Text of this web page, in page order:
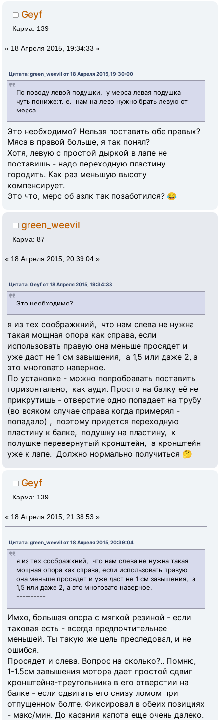
Geyf
Карма: 139
« 18 Апреля 2015, 19:34:33 »
Цитата: green_weevil от 18 Апреля 2015, 19:30:00
По поводу левой подушки, у мерса левая подушка
чуть пониже:т. е. нам на лево нужно брать левую от
мерса
Это необходимо? Нельзя поставить обе правых?
Мяса в правой больше, я так понял?
Хотя, левую с простой дыркой в лапе не
поставишь - надо переходную пластину
городить. Как раз меньшую высоту
компенсирует.
Это что, мерс об азлк так позаботился? 😂
green_weevil
Карма: 87
« 18 Апреля 2015, 20:39:04 »
Цитата: Geyf от 18 Апреля 2015, 19:34:33
Это необходимо?
я из тех соображкний, что нам слева не нужна
такая мощная опора как справа, если
использовать правую она меньше просядет и
уже даст не 1 см завышения, а 1,5 или даже 2, а
это многовато наверное.
По установке - можно попробоавать поставить
горизонтально, как ауди. Просто на балку её не
прикрутишь - отверстие одно попадает на трубу
(во всяком случае справа когда примерял -
попадало) , поэтому придется переходную
пластину к балке, подушку на пластину, к
полушке перевернутый кронштейн, а кронштейн
уже к лапе. Должно нормально получиться 🤔
Geyf
Карма: 139
« 18 Апреля 2015, 21:38:53 »
Цитата: green_weevil от 18 Апреля 2015, 20:39:04
я из тех соображкний, что нам слева не нужна такая
мощная опора как справа, если использовать правую
она меньше просядет и уже даст не 1 см завышения, а
1,5 или даже 2, а это многовато наверное.
----------
Имхо, большая опора с мягкой резиной - если
таковая есть - всегда предпочтительнее
меньшей. Ты такую же цель преследовал, и не
ошибся.
Просядет и слева. Вопрос на сколько?.. Помню,
1-1.5см завышения мотора дает простой сдвиг
кронштейна-треугольника в его отверстии на
балке - если сдвигать его снизу ломом при
отпущенном болте. Фиксировал в обеих позициях
- макс/мин. До касания капота еще очень далеко.